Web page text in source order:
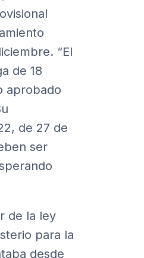
“El
de 18
aprobado
de 27 de
ser
de la ley
para la
desde